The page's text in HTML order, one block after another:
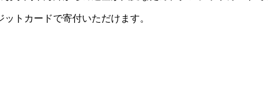
トカードで寄付いただけます。